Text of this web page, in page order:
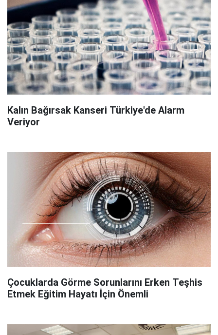
Kalın Bağırsak Kanseri Türkiye'de Alarm
Veriyor
Çocuklarda Görme Sorunlarını Erken Teşhis
Etmek Eğitim Hayatı İçin Önemli